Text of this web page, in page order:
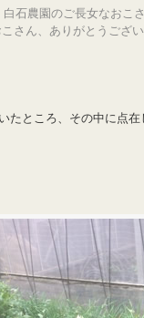
石農園のご長女なおこ
こさん、ありがとうござ
たところ、その中に点